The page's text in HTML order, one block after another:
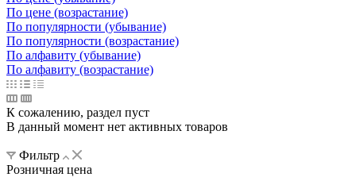
По цене (возрастание)
По популярности (убывание)
По популярности (возрастание)
По алфавиту (убывание)
По алфавиту (возрастание)
К сожалению, раздел пуст
В данный момент нет активных товаров
Фильтр
Розничная цена